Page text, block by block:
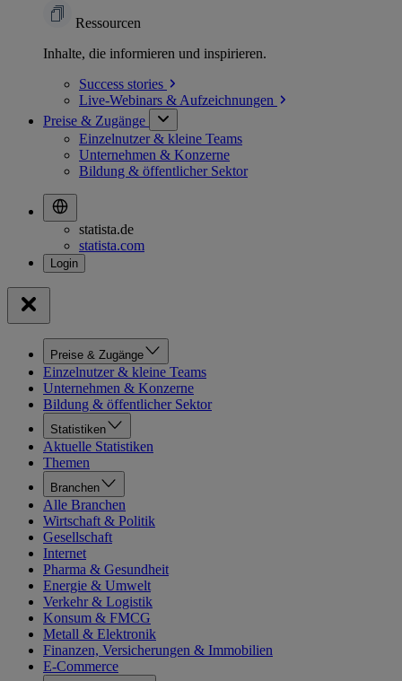
Ressourcen
Inhalte, die informieren und inspirieren.
Success stories
Live-Webinars & Aufzeichnungen
Preise & Zugänge
Einzelnutzer & kleine Teams
Unternehmen & Konzerne
Bildung & öffentlicher Sektor
statista.de
statista.com
Preise & Zugänge
Einzelnutzer & kleine Teams
Unternehmen & Konzerne
Bildung & öffentlicher Sektor
Statistiken
Aktuelle Statistiken
Themen
Branchen
Alle Branchen
Wirtschaft & Politik
Gesellschaft
Internet
Pharma & Gesundheit
Energie & Umwelt
Verkehr & Logistik
Konsum & FMCG
Metall & Elektronik
Finanzen, Versicherungen & Immobilien
E-Commerce